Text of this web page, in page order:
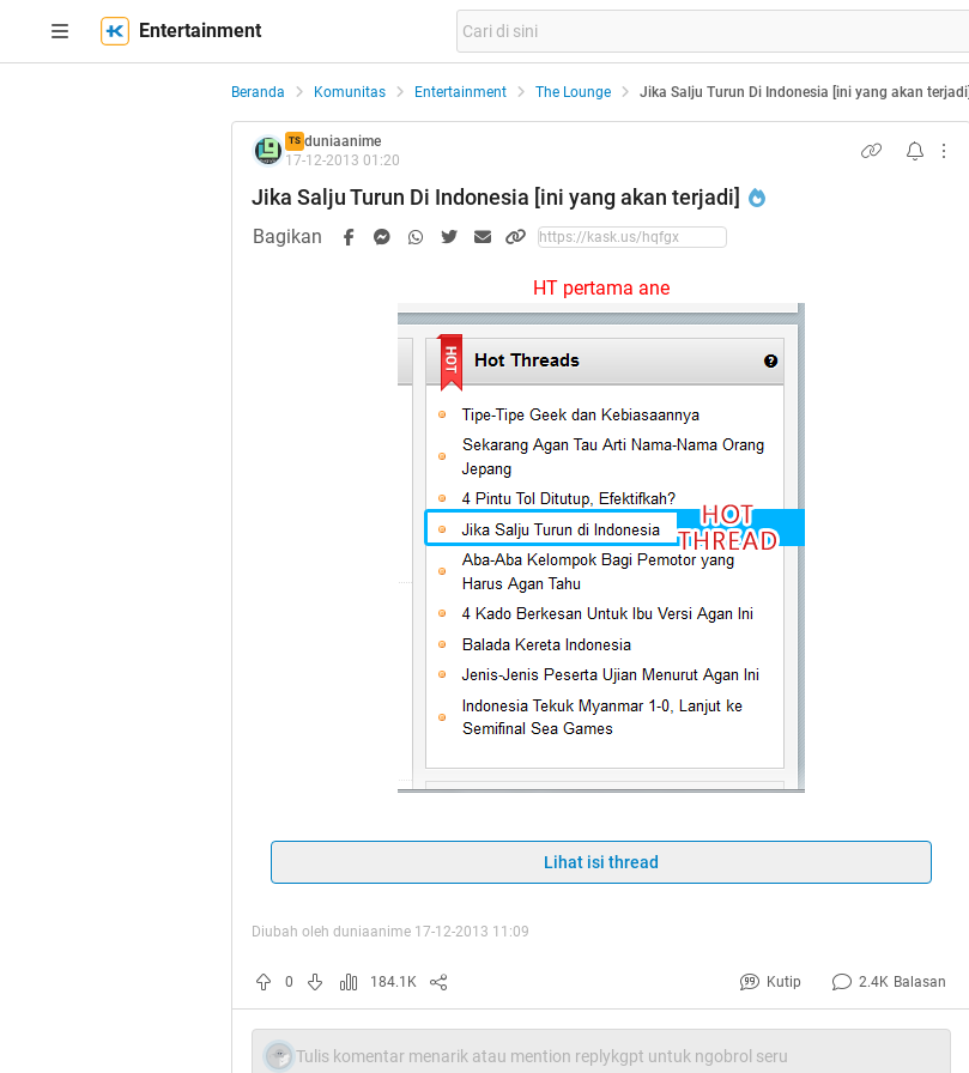
Entertainment
Beranda Komunitas Entertainment The Lounge Jika Salju Turun Di Indonesia [ini yang akan terjadi]
TS duniaanime
17-12-2013 01:20
Jika Salju Turun Di Indonesia [ini yang akan terjadi]
Bagikan
HT pertama ane
Cek NoRepost dulu
Lihat isi thread
Diubah oleh duniaanime 17-12-2013 11:09
0 184.1K Kutip 2.4K Balasan
Tulis komentar menarik atau mention replykgpt untuk ngobrol seru